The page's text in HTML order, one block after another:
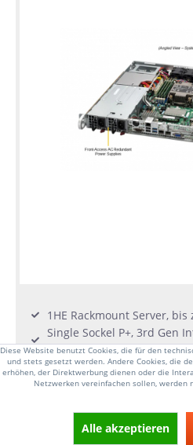
1HE Rackmount Server, bis
Single Sockel P+, 3rd Gen
Prozessoren
8x DIMM-Steckplätze, bis
3200MHz
3x PCI-E 4.0 x16
6x Heavy-duty Lüfter mit
Diese Website benutzt Cookies, die für den
und stets gesetzt werden. Andere Cookies, die
erhöhen, der Direktwerbung dienen oder die
Netzwerken vereinfachen sollen, werden
Alle akzeptieren